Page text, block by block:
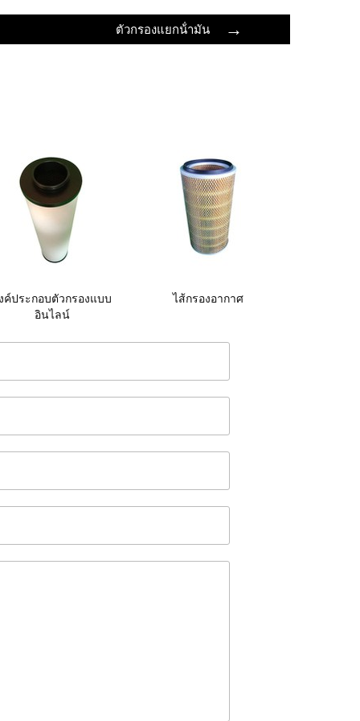
ตัวกรองแยกน้ํามัน →
ค์ประกอบตัวกรองแบบ
อินไลน์
ไส้กรองอากาศ